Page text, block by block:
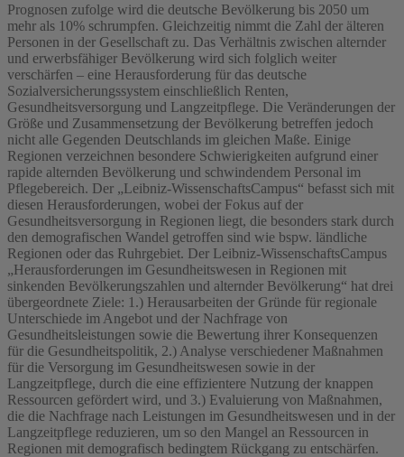
Prognosen zufolge wird die deutsche Bevölkerung bis 2050 um
mehr als 10% schrumpfen. Gleichzeitig nimmt die Zahl der älteren
Personen in der Gesellschaft zu. Das Verhältnis zwischen alternder
und erwerbsfähiger Bevölkerung wird sich folglich weiter
verschärfen – eine Herausforderung für das deutsche
Sozialversicherungssystem einschließlich Renten,
Gesundheitsversorgung und Langzeitpflege. Die Veränderungen der
Größe und Zusammensetzung der Bevölkerung betreffen jedoch
nicht alle Gegenden Deutschlands im gleichen Maße. Einige
Regionen verzeichnen besondere Schwierigkeiten aufgrund einer
rapide alternden Bevölkerung und schwindendem Personal im
Pflegebereich. Der „Leibniz-WissenschaftsCampus“ befasst sich mit
diesen Herausforderungen, wobei der Fokus auf der
Gesundheitsversorgung in Regionen liegt, die besonders stark durch
den demografischen Wandel getroffen sind wie bspw. ländliche
Regionen oder das Ruhrgebiet. Der Leibniz-WissenschaftsCampus
„Herausforderungen im Gesundheitswesen in Regionen mit
sinkenden Bevölkerungszahlen und alternder Bevölkerung“ hat drei
übergeordnete Ziele: 1.) Herausarbeiten der Gründe für regionale
Unterschiede im Angebot und der Nachfrage von
Gesundheitsleistungen sowie die Bewertung ihrer Konsequenzen
für die Gesundheitspolitik, 2.) Analyse verschiedener Maßnahmen
für die Versorgung im Gesundheitswesen sowie in der
Langzeitpflege, durch die eine effizientere Nutzung der knappen
Ressourcen gefördert wird, und 3.) Evaluierung von Maßnahmen,
die die Nachfrage nach Leistungen im Gesundheitswesen und in der
Langzeitpflege reduzieren, um so den Mangel an Ressourcen in
Regionen mit demografisch bedingtem Rückgang zu entschärfen.